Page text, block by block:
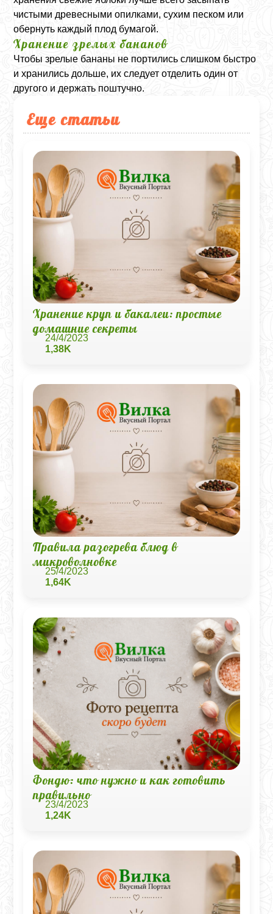
чистыми древесными опилками, сухим песком или
обернуть каждый плод бумагой.
Хранение зрелых бананов
Чтобы зрелые бананы не портились слишком быстро
и хранились дольше, их следует отделить один от
другого и держать поштучно.
Еще статьи
Хранение круп и бакалеи: простые
домашние секреты
24/4/2023
1,38K
Правила разогрева блюд в
микроволновке
25/4/2023
1,64K
Фондю: что нужно и как готовить
правильно
23/4/2023
1,24K